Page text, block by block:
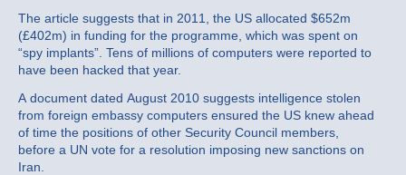
The article suggests that in 2011, the US allocated $652m
(£402m) in funding for the programme, which was spent on
“spy implants”. Tens of millions of computers were reported to
have been hacked that year.
A document dated August 2010 suggests intelligence stolen
from foreign embassy computers ensured the US knew ahead
of time the positions of other Security Council members,
before a UN vote for a resolution imposing new sanctions on
Iran.